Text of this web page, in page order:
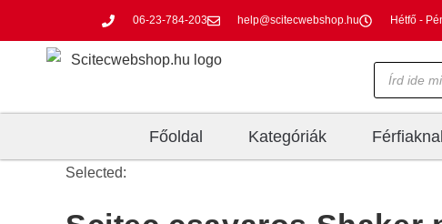
06-23-784-203 help@scitecwebshop.hu Hétfő -
Főoldal Kategóriák
Selected: